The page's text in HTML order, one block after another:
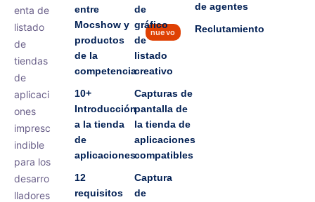
enta de
listado
de
tiendas
de
aplicaci
ones
impresc
indible
para los
desarro
lladores
entre
Mocshow y
productos
de la
competencia
nuevo
10+
Introducción
a la tienda
de
aplicaciones
12
requisitos
de
gráfico
de
listado
creativo
Capturas de
pantalla de
la tienda de
aplicaciones
compatibles
Captura
de
de agentes
Reclutamiento